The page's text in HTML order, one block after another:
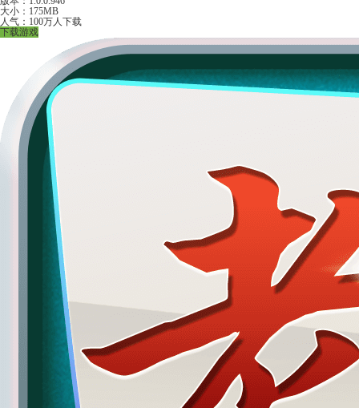
大小：175MB
人气：100万人下载
下载游戏